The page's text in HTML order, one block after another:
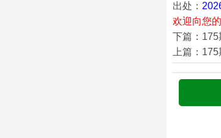
出处：
欢迎向您
下篇：
上篇：